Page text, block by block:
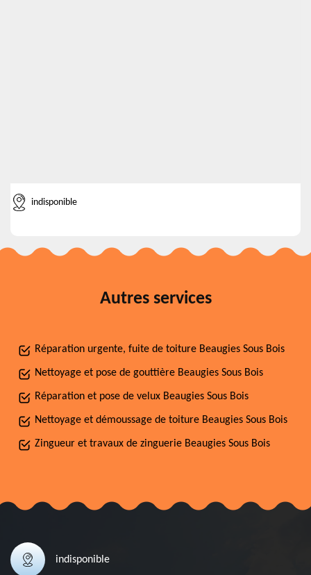
indisponible
Autres services
Réparation urgente, fuite de toiture Beaugies Sous Bois
Nettoyage et pose de gouttière Beaugies Sous Bois
Réparation et pose de velux Beaugies Sous Bois
Nettoyage et démoussage de toiture Beaugies Sous Bois
Zingueur et travaux de zinguerie Beaugies Sous Bois
indisponible